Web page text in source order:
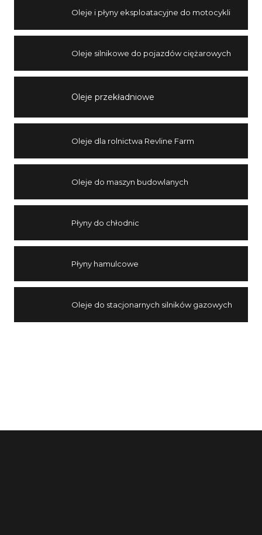
Oleje i płyny eksploatacyjne do motocykli
Oleje silnikowe do pojazdów ciężarowych
Oleje przekładniowe
Oleje dla rolnictwa Revline Farm
Oleje do maszyn budowlanych
Płyny do chłodnic
Płyny hamulcowe
Oleje do stacjonarnych silników gazowych